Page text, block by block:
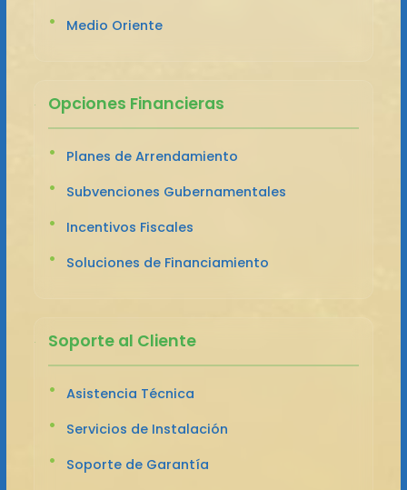
Medio Oriente
Opciones Financieras
Planes de Arrendamiento
Subvenciones Gubernamentales
Incentivos Fiscales
Soluciones de Financiamiento
Soporte al Cliente
Asistencia Técnica
Servicios de Instalación
Soporte de Garantía